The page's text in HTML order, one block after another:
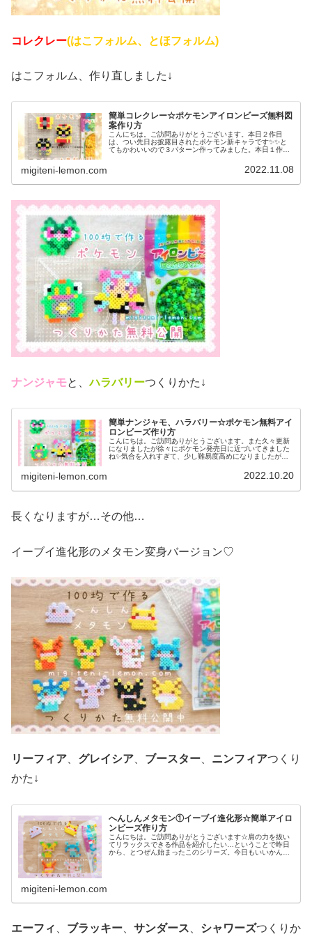
コレクレー(はこフォルム、とほフォルム)
はこフォルム、作り直しました↓
簡単コレクレー☆ポケモンアイロンビーズ無料図
案作り方
こんにちは。ご訪問ありがとうございます。本日２作目
は、つい先日お披露目されたポケモン新キャラです✨✨と
てもかわいいので３パターン作ってみました。本日１作目
migiteni-lemon.com 2022.11.08
ナンジャモと、ハラバリーつくりかた↓
簡単ナンジャモ、ハラバリー☆ポケモン無料アイ
ロンビーズ作り方
こんにちは。ご訪問ありがとうございます。また久々更新
になりましたが徐々にポケモン発売日に近づいてきました
ね✨気合を入れすぎて、少し難易度高めになりましたがぜ
migiteni-lemon.com 2022.10.20
長くなりますが…その他…
イーブイ進化形のメタモン変身バージョン♡
リーフィア グレイシア ブースター ニンフィアつくり
かた↓
へんしんメタモン①イーブイ進化形☆簡単アイロ
ンビーズ作り方
こんにちは。ご訪問ありがとうございます☆肩の力を抜い
てリラックスできる作品を紹介したい…ということで昨日
から、とつぜん始まったこのシリーズ。今日もいいかんじ
migiteni-lemon.com
エーフィ ブラッキー サンダース シャワーズつくりか